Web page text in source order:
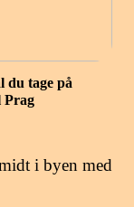
du tage på
Prag
i byen med